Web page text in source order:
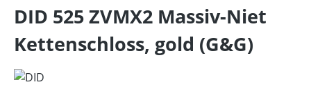
DID 525 ZVMX2 Massiv-Niet
Kettenschloss, gold (G&G)